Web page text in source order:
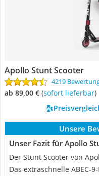
Apollo Stunt Scooter
4219
ab 89,00 € ( Sofort lieferbar)
Unsere
Unser Fazit für Apollo
Der Stunt Scooter von
Das extraschnelle ABEC-